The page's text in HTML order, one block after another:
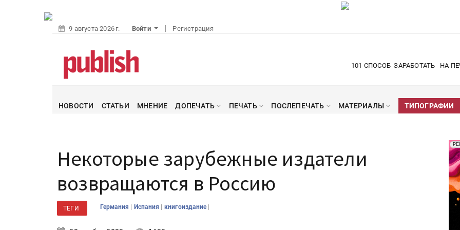
9 августа 2026 г. Войти Регистрация
101 СПОСОБ ЗАРАБОТАТЬ НА
НОВОСТИ СТАТЬИ МНЕНИЕ ДОПЕЧАТЬ ПЕЧАТЬ ПОСЛЕПЕЧАТЬ МАТЕРИАЛЫ ТИПОГРАФИИ
Некоторые зарубежные издатели
возвращаются в Россию
ТЕГИ Германия | Испания | книгоиздание |